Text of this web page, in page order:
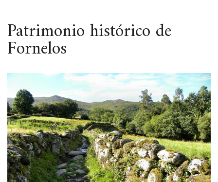
ESPACIO
Patrimonio histórico de
Fornelos